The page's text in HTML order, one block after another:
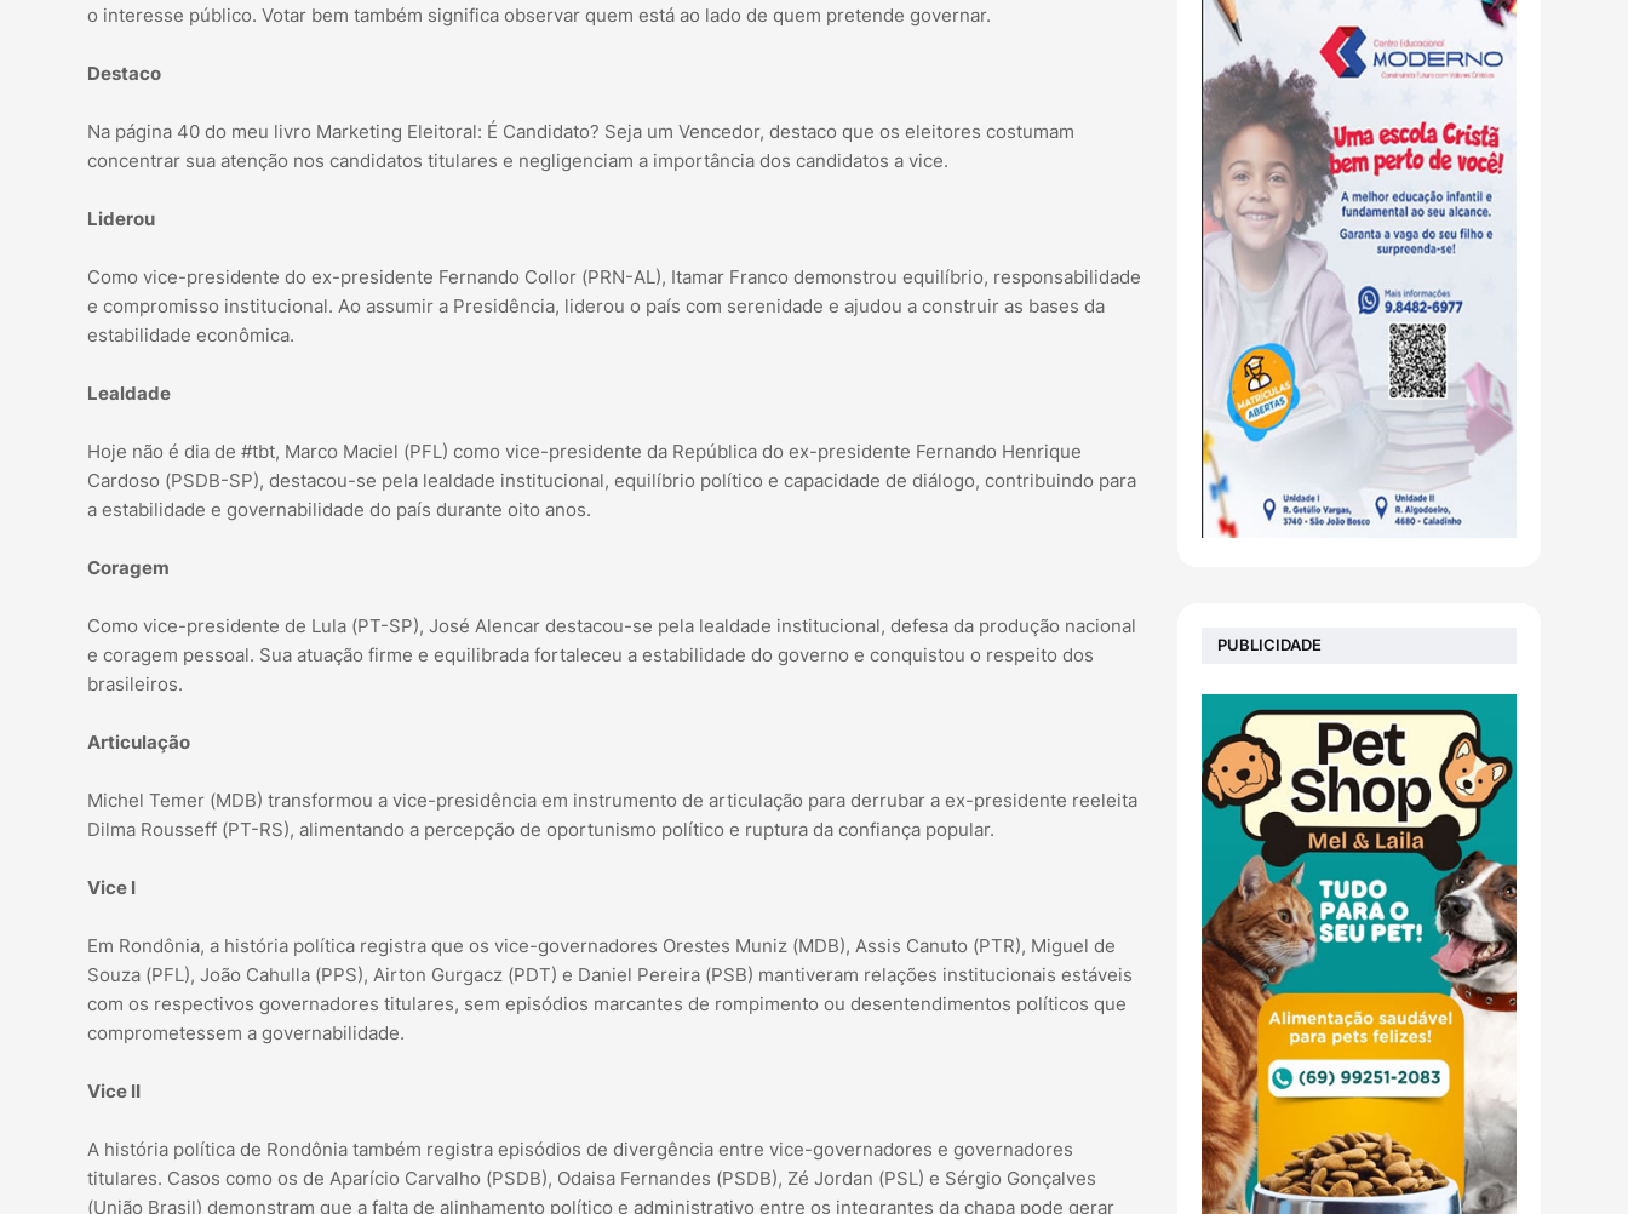
o interesse público. Votar bem também significa observar quem está ao lado de quem pretende governar.
Destaco
Na página 40 do meu livro Marketing Eleitoral: É Candidato? Seja um Vencedor, destaco que os eleitores costumam
concentrar sua atenção nos candidatos titulares e negligenciam a importância dos candidatos a vice.
Liderou
Como vice-presidente do ex-presidente Fernando Collor (PRN-AL), Itamar Franco demonstrou equilíbrio, responsabilidade
e compromisso institucional. Ao assumir a Presidência, liderou o país com serenidade e ajudou a construir as bases da
estabilidade econômica.
Lealdade
Hoje não é dia de #tbt, Marco Maciel (PFL) como vice-presidente da República do ex-presidente Fernando Henrique
Cardoso (PSDB-SP), destacou-se pela lealdade institucional, equilíbrio político e capacidade de diálogo, contribuindo para
a estabilidade e governabilidade do país durante oito anos.
Coragem
Como vice-presidente de Lula (PT-SP), José Alencar destacou-se pela lealdade institucional, defesa da produção nacional
e coragem pessoal. Sua atuação firme e equilibrada fortaleceu a estabilidade do governo e conquistou o respeito dos
brasileiros.
Articulação
Michel Temer (MDB) transformou a vice-presidência em instrumento de articulação para derrubar a ex-presidente reeleita
Dilma Rousseff (PT-RS), alimentando a percepção de oportunismo político e ruptura da confiança popular.
Vice I
Em Rondônia, a história política registra que os vice-governadores Orestes Muniz (MDB), Assis Canuto (PTR), Miguel de
Souza (PFL), João Cahulla (PPS), Airton Gurgacz (PDT) e Daniel Pereira (PSB) mantiveram relações institucionais estáveis
com os respectivos governadores titulares, sem episódios marcantes de rompimento ou desentendimentos políticos que
comprometessem a governabilidade.
Vice II
A história política de Rondônia também registra episódios de divergência entre vice-governadores e governadores
titulares. Casos como os de Aparício Carvalho (PSDB), Odaisa Fernandes (PSDB), Zé Jordan (PSL) e Sérgio Gonçalves
(União Brasil) demonstram que a falta de alinhamento político e administrativo entre os integrantes da chapa pode gerar
PUBLICIDADE